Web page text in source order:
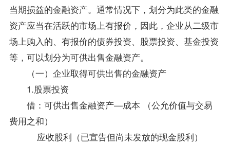
当期损益的金融资产。通常情况下，划分为此类的金融
资产应当在活跃的市场上有报价，因此，企业从二级市
场上购入的、有报价的债券投资、股票投资、基金投资
等，可以划分为可供出售金融资产。
（一）企业取得可供出售的金融资产
1.股票投资
借：可供出售金融资产—成本 （公允价值与交易
费用之和）
应收股利（已宣告但尚未发放的现金股利）